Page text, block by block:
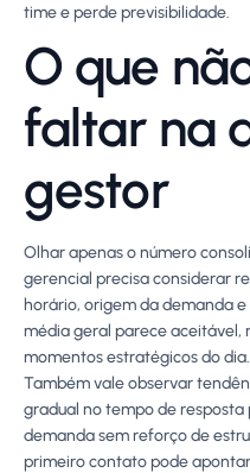
time e perde previsibilidade.
O que
faltar na
gestor
Olhar apenas o número
gerencial precisa considerar
horário, origem da demanda
média geral parece aceitável,
momentos estratégicos do dia.
Também vale observar
gradual no tempo de
demanda sem reforço de
primeiro contato pode